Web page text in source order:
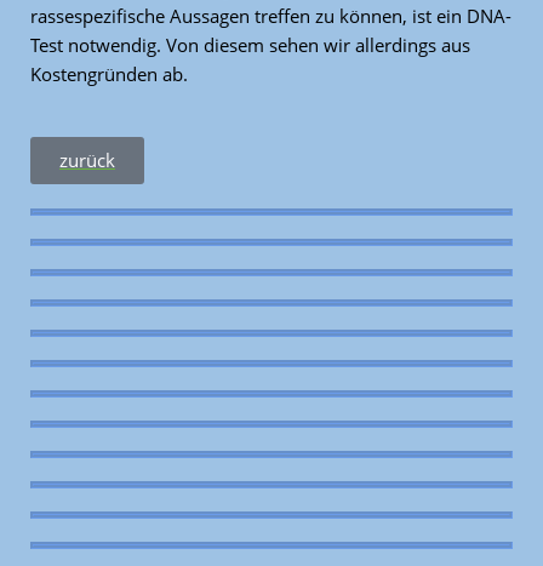
rassespezifische Aussagen treffen zu können, ist ein DNA-
Test notwendig. Von diesem sehen wir allerdings aus
Kostengründen ab.
zurück